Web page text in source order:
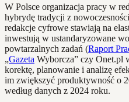
W Polsce organizacja pracy w
hybrydę tradycji z
redakcje cyfrowe stawiają na
inwestują w ustandaryzowane
powtarzalnych zadań (Raport
„Gazeta Wyborcza” czy Onet.pl
korektę, planowanie i analizę
im zwiększyć produktywność o
według danych z 2024 roku.